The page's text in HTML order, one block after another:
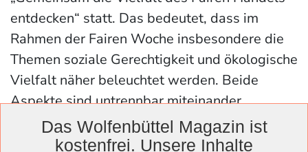
entdecken“ statt. Das bedeutet, dass im
Rahmen der Fairen Woche insbesondere die
Themen soziale Gerechtigkeit und ökologische
Vielfalt näher beleuchtet werden. Beide
Aspekte sind untrennbar miteinander
verbunden und stehen für eine lebenswerte
und nachhaltige Zukunft.
Das Wolfenbüttel Magazin ist
kostenfrei. Unsere Inhalte